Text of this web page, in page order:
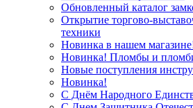
Обновленный каталог
Открытие торгово-
техники
Новинка в нашем
Новинка! Пломбы и
Новые поступления
Новинка!
С Днём Народного